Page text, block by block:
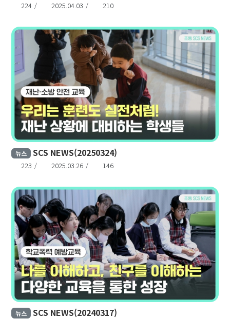
224 2025.04.03 210
뉴스 SCS NEWS(20250324)
223 2025.03.26 146
뉴스 SCS NEWS(20240317)